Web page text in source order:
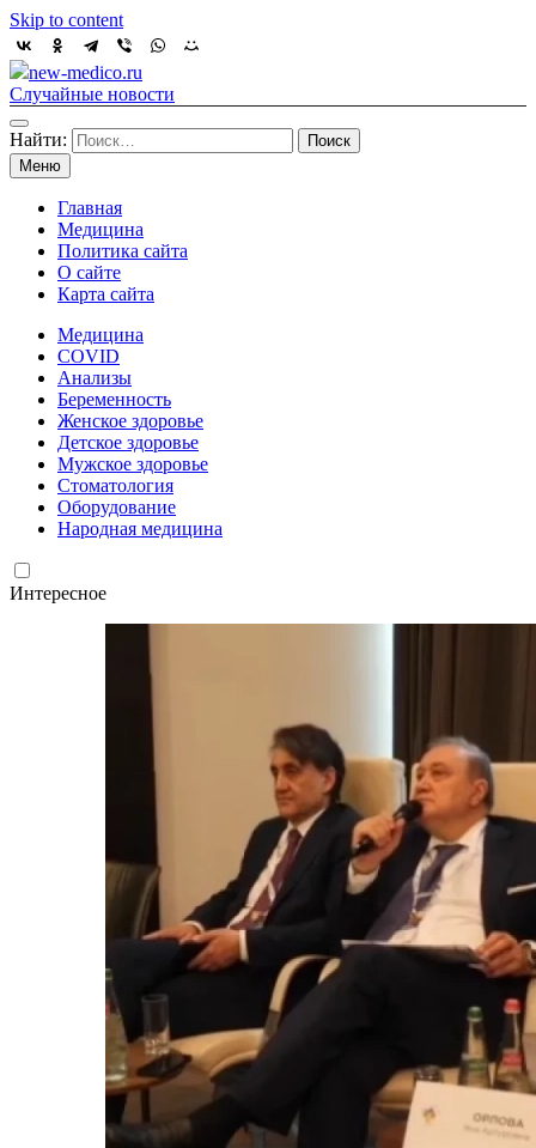
Skip to content
new-medico.ru
Случайные новости
Найти:
Меню
Главная
Медицина
Политика сайта
О сайте
Карта сайта
Медицина
COVID
Анализы
Беременность
Женское здоровье
Детское здоровье
Мужское здоровье
Стоматология
Оборудование
Народная медицина
Интересное